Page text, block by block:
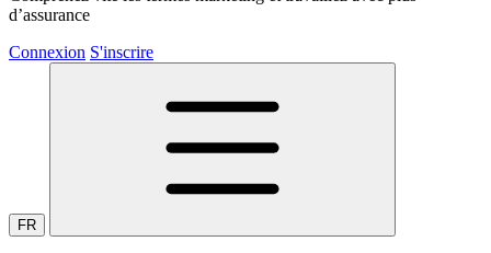
d’assurance
Connexion S'inscrire
FR